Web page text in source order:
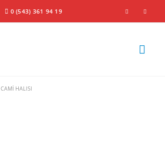
0 (543) 361 94 19
CAMİ HALISI